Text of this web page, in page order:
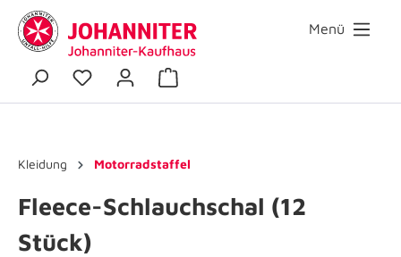
Menü
Kleidung Motorradstaffel
Fleece-Schlauchschal (12
Stück)